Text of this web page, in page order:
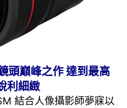
頭巔峰之作 達到最高
利細緻
結合人像攝影師夢寐以